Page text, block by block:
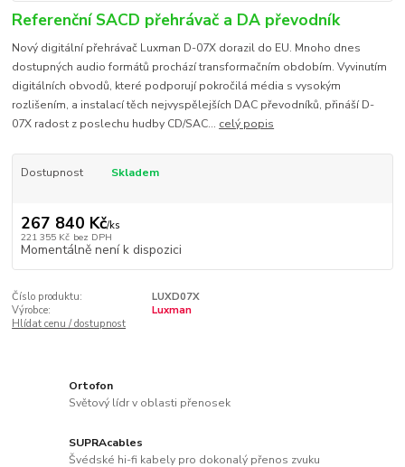
Referenční SACD přehrávač a DA převodník
Nový digitální přehrávač Luxman D-07X dorazil do EU. Mnoho dnes
dostupných audio formátů prochází transformačním obdobím. Vyvinutím
digitálních obvodů, které podporují pokročilá média s vysokým
rozlišením, a instalací těch nejvyspělejších DAC převodníků, přináší D-
07X radost z poslechu hudby CD/SAC... celý popis
Dostupnost Skladem
267 840 Kč/ks
221 355 Kč bez DPH
Momentálně není k dispozici
Číslo produktu:
LUXD07X
Výrobce:
Luxman
Hlídat cenu / dostupnost
Ortofon
Světový lídr v oblasti přenosek
SUPRAcables
Švédské hi-fi kabely pro dokonalý přenos zvuku